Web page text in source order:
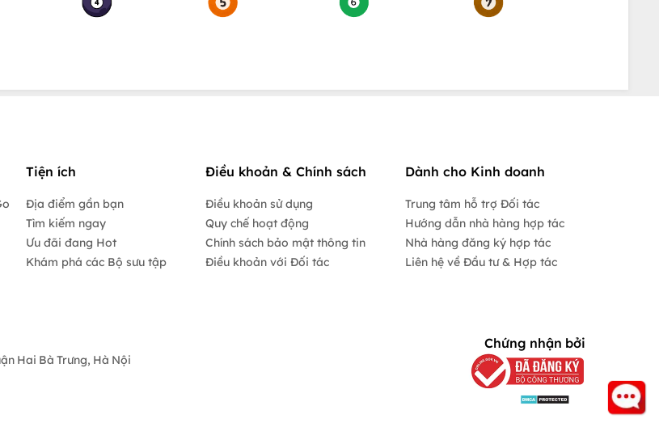
Tiện ích
Địa điểm gần bạn
Tìm kiếm ngay
Ưu đãi đang Hot
Khám phá các Bộ sưu tập
Điều khoản & Chính sách
Điều khoản sử dụng
Quy chế hoạt động
Chính sách bảo mật thông tin
Điều khoản với Đối tác
Dành cho Kinh doanh
Trung tâm hỗ trợ Đối tác
Hướng dẫn nhà hàng hợp tác
Nhà hàng đăng ký hợp tác
Liên hệ về Đầu tư & Hợp tác
Hai Bà Trưng, Hà Nội
Chứng nhận bởi